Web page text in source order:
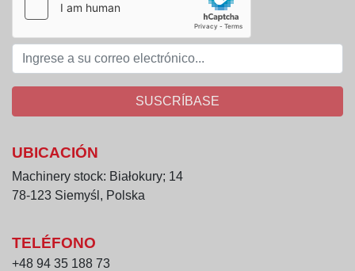
SUSCRÍBASE
UBICACIÓN
Machinery stock: Białokury; 14
78-123 Siemyśl, Polska
TELÉFONO
+48 94 35 188 73